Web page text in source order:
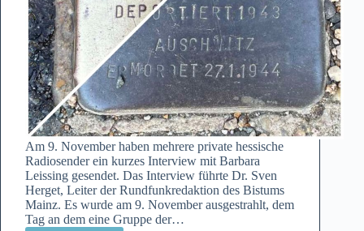
Am 9. November haben mehrere private hessische
Radiosender ein kurzes Interview mit Barbara
Leissing gesendet. Das Interview führte Dr. Sven
Herget, Leiter der Rundfunkredaktion des Bistums
Mainz. Es wurde am 9. November ausgestrahlt, dem
Tag an dem eine Gruppe der…